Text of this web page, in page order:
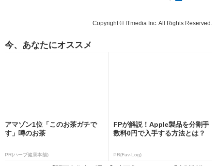
Copyright © ITmedia Inc. All Rights Reserved.
今、あなたにオススメ
アマゾン1位「このお茶ガチで
す」噂のお茶
PR(ハーブ健康本舗)
FPが解説！Apple製品を分割手
数料0円で入手する方法とは？
PR(Fav-Log)